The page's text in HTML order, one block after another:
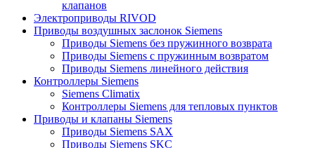
клапанов
Электроприводы RIVOD
Приводы воздушных заслонок Siemens
Приводы Siemens без пружинного возврата
Приводы Siemens с пружинным возвратом
Приводы Siemens линейного действия
Контроллеры Siemens
Siemens Climatix
Контроллеры Siemens для тепловых пунктов
Приводы и клапаны Siemens
Приводы Siemens SAX
Приводы Siemens SKC